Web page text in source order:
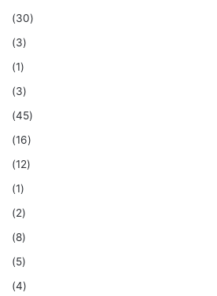
(30)
(3)
(1)
(3)
(45)
(16)
(12)
(1)
(2)
(8)
(5)
(4)